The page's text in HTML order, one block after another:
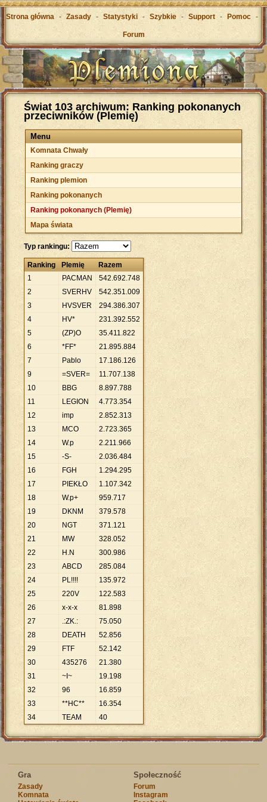
Strona główna - Zasady - Statystyki - Szybkie - Support - Pomoc -
Forum
Świat 103 archiwum: Ranking pokonanych
przeciwników (Plemię)
Menu
Komnata Chwały
Ranking graczy
Ranking plemion
Ranking pokonanych
Ranking pokonanych (Plemię)
Mapa świata
Typ rankingu:
Ranking Plemię
Razem
1
PACMAN 542.692.748
2
SVERHV 542.351.009
3
HVSVER 294.386.307
4
HV* 231.392.552
5
(ZP)O 35.411.822
6
*FF* 21.895.884
7
Pablo 17.186.126
9
=SVER= 11.707.138
10
BBG 8.897.788
11
LEGION 4.773.354
12
imp 2.852.313
13
MCO 2.723.365
14
W.p 2.211.966
15
-S- 2.036.484
16
FGH 1.294.295
17
PIEKŁO 1.107.342
18
W.p+ 959.717
19
DKNM 379.578
20
NGT 371.121
21
MW 328.052
22
H.N 300.986
23
ABCD 285.084
24
PL!!!! 135.972
25
220V 122.583
26
x-x-x 81.898
27
.:ZK.: 75.050
28
DEATH 52.856
29
FTF 52.142
30
435276 21.380
31
~I~ 19.198
32
96 16.859
33
**HC** 16.354
34
TEAM 40
Gra
Zasady
Komnata
Społeczność
Forum
Instagram